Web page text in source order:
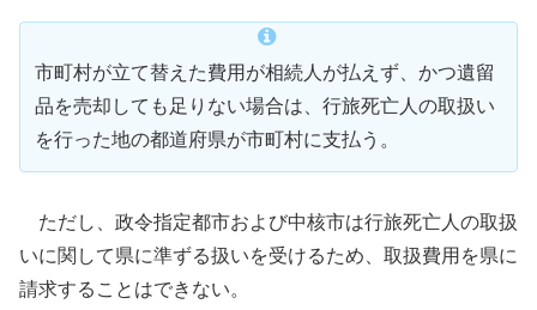
市町村が立て替えた費用が相続人が払えず、かつ遺留
品を売却しても足りない場合は、行旅死亡人の取扱い
を行った地の都道府県が市町村に支払う。
ただし、政令指定都市および中核市は行旅死亡人の取扱
いに関して県に準ずる扱いを受けるため、取扱費用を県に
請求することはできない。